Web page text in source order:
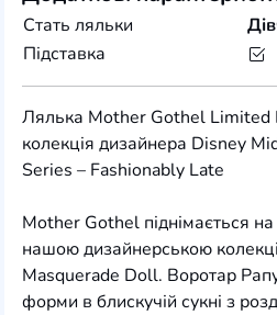
Стать ляльки
Підставка
Лялька Mother Gothel Limited
колекція дизайнера Disney
Series – Fashionably Late
Mother Gothel піднімається
нашою дизайнерською
Masquerade Doll. Воротар
форми в блискучій сукні з